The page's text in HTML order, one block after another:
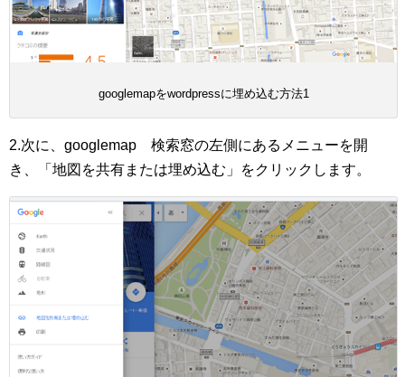
googlemapをwordpressに埋め込む方法1
2.次に、googlemap 検索窓の左側にあるメニューを開
き、「地図を共有または埋め込む」をクリックします。